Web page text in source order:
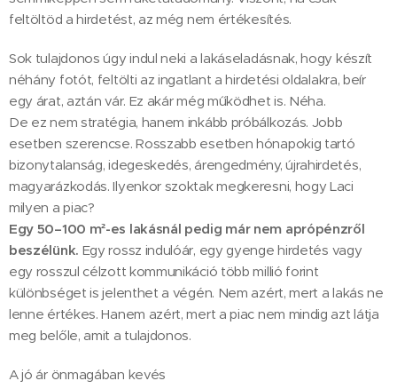
feltöltöd a hirdetést, az még nem értékesítés.
Sok tulajdonos úgy indul neki a lakáseladásnak, hogy készít
néhány fotót, feltölti az ingatlant a hirdetési oldalakra, beír
egy árat, aztán vár. Ez akár még működhet is. Néha.
De ez nem stratégia, hanem inkább próbálkozás. Jobb
esetben szerencse. Rosszabb esetben hónapokig tartó
bizonytalanság, idegeskedés, árengedmény, újrahirdetés,
magyarázkodás. Ilyenkor szoktak megkeresni, hogy Laci
milyen a piac?
Egy 50–100 m²-es lakásnál pedig már nem aprópénzről
beszélünk. Egy rossz indulóár, egy gyenge hirdetés vagy
egy rosszul célzott kommunikáció több millió forint
különbséget is jelenthet a végén. Nem azért, mert a lakás ne
lenne értékes. Hanem azért, mert a piac nem mindig azt látja
meg belőle, amit a tulajdonos.
A jó ár önmagában kevés